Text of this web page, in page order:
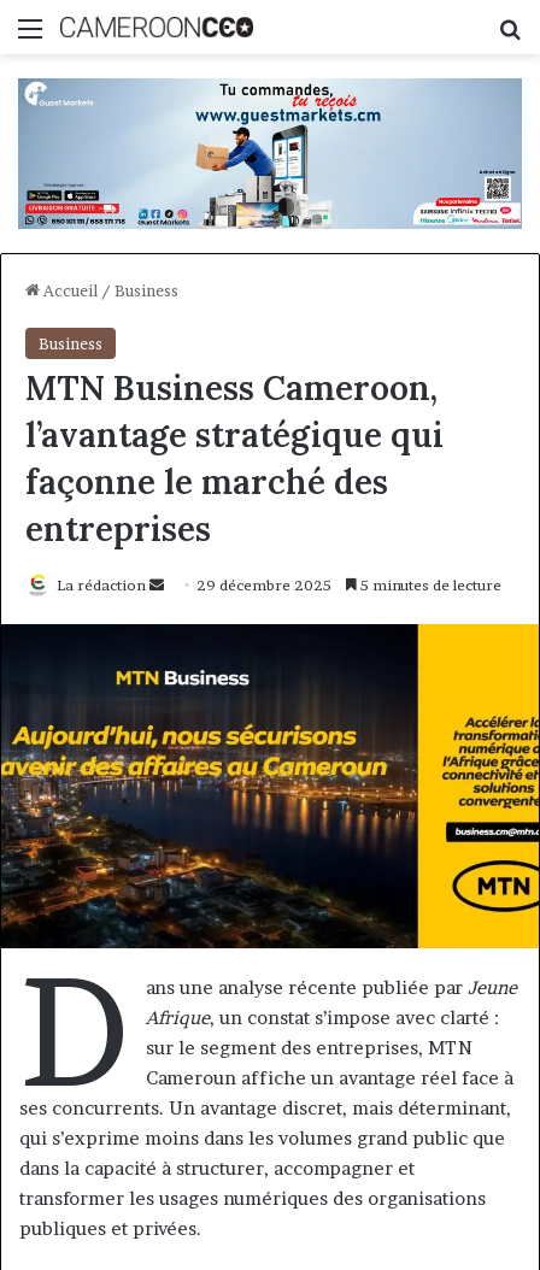
Menu
Accueil / Business
Business
MTN Business Cameroon,
l’avantage stratégique qui
façonne le marché des
entreprises
La rédaction
Envoyer29 décembre 2025 5 minutes de lecture
D ans une analyse récente publiée par Jeune
Afrique, un constat s’impose avec clarté :
sur le segment des entreprises, MTN
Cameroun affiche un avantage réel face à
ses concurrents. Un avantage discret, mais déterminant,
qui s’exprime moins dans les volumes grand public que
dans la capacité à structurer, accompagner et
transformer les usages numériques des organisations
publiques et privées.